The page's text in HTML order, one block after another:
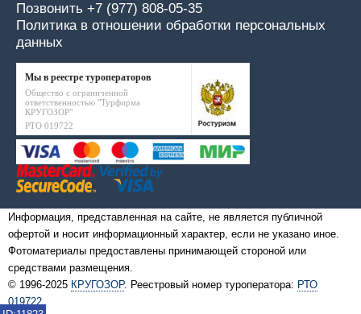
Позвонить +7 (977) 808-05-35
Политика в отношении обработки персональных
данных
Мы в реестре туроператоров
Общество с ограниченной
ответственностью "Турфирма
КРУГОЗОР"
РТО 019722
Информация, представленная на сайте, не является публичной
офертой и носит информационный характер, если не указано иное.
Фотоматериалы предоставлены принимающей стороной или
средствами размещения.
© 1996-2025 КРУГОЗОР. Реестровый номер туроператора: РТО
019722